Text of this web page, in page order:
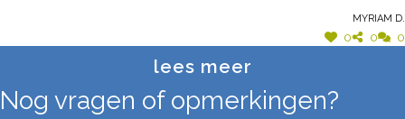
Myriam D.
0 0 0
lees meer
Nog vragen of opmerkingen?